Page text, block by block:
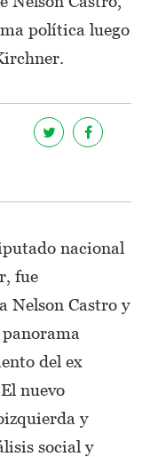
política luego
nacional
fue
Nelson Castro y
del ex
nuevo
y
social y